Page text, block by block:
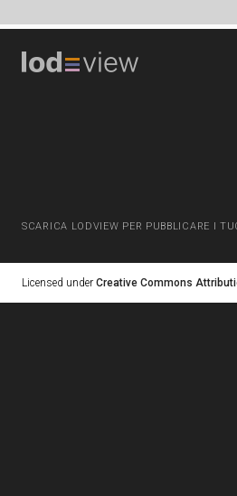
SCARICA LODVIEW PER PUBBLICARE I
Licensed under Creative Commons